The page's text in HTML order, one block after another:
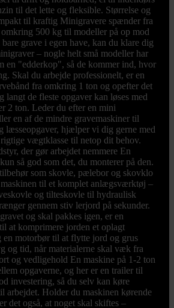
til det lette og fleksible. Størrelse og
til kraftig Minigravere spænder fra
omkring 500 kg til modeller på op mod
grave i egen have, kan du klare dig
– nogle helt små modeller har
en "edderkop", så de kommer ind, hvor
Skal du arbejde professionelt, er en
fra omkring 1 ton og opefter det
langt de fleste opgaver kan løses med
2 ton. Leder du efter en mini
en af de mindre gravemaskiner til
læsseopgaver, hjælper vi dig gerne med
vægtklasse til netop dit behov.
der gør arbejdet nemmere En
så god som det, du monterer på den.
som skovle, pælebor og skovklo
til et komplet anlægsværktøj –
og tilteskovle til hydraulisk
gennem stiv lerjord på sekunder.
og skal pakkes igen, er en
at komprimere jorden et oplagt
en motorbør til at flytte jord og grus
og tid, når materialerne skal væk fra
og vedligehold En maskine på 1-2 ton
opgaverne, og her er en trailer til
investering, så du selv kan køre
arbejdet. Holder du maskinen kørende
det også, at noget skal skiftes –